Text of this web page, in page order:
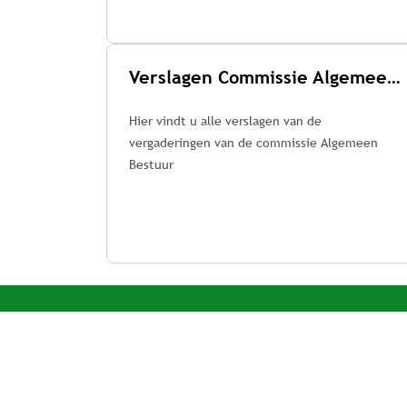
Verslagen Commissie Algemeen Bestuur
Hier vindt u alle verslagen van de
vergaderingen van de commissie Algemeen
Bestuur